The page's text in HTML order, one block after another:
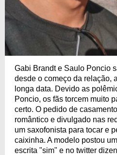
Gabi Brandt e Saulo Poncio
desde o começo da relação,
longa data. Devido as
Poncio, os fãs torcem muito
certo. O pedido de
romântico e divulgado nas
um saxofonista para tocar e
caixinha. A modelo postou
escrita "sim" e no twitter